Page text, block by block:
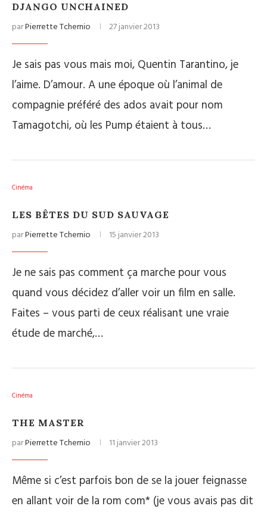
DJANGO UNCHAINED
parPierrette Tchernio 27 janvier 2013
Je sais pas vous mais moi, Quentin Tarantino, je
l’aime. D’amour. A une époque où l’animal de
compagnie préféré des ados avait pour nom
Tamagotchi, où les Pump étaient à tous…
Cinéma
LES BÊTES DU SUD SAUVAGE
parPierrette Tchernio 15 janvier 2013
Je ne sais pas comment ça marche pour vous
quand vous décidez d’aller voir un film en salle.
Faites – vous parti de ceux réalisant une vraie
étude de marché,…
Cinéma
THE MASTER
parPierrette Tchernio 11 janvier 2013
Même si c’est parfois bon de se la jouer feignasse
en allant voir de la rom com* (je vous avais pas dit